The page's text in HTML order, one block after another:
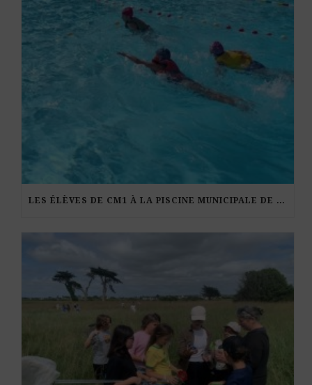
LES ÉLÈVES DE CM1 À LA PISCINE MUNICIPALE DE KERDURAND